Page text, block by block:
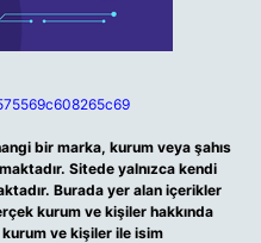
bir marka, kurum veya şahıs
Sitede yalnızca kendi
Burada yer alan içerikler
kurum ve kişiler hakkında
kurum ve kişiler ile isim